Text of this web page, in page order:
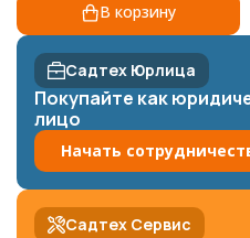
В корзину
Садтех Юрлица
Покупайте как
лицо
Начать
Садтех Сервис